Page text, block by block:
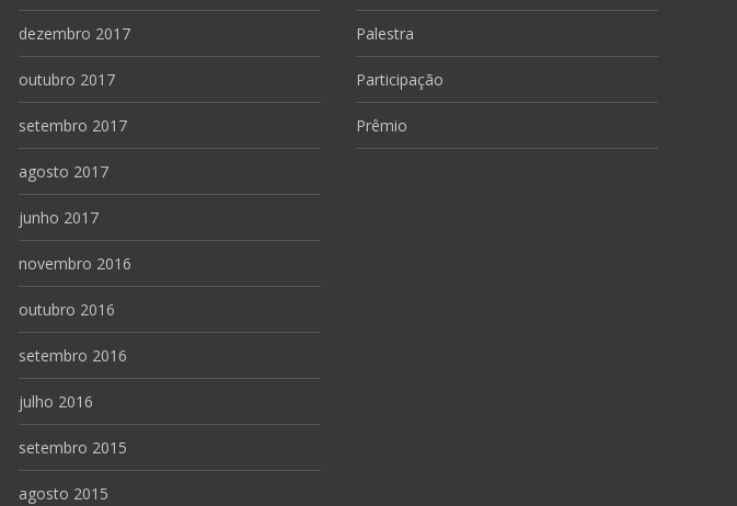
dezembro 2017
outubro 2017
setembro 2017
agosto 2017
junho 2017
novembro 2016
outubro 2016
setembro 2016
julho 2016
setembro 2015
agosto 2015
Palestra
Participação
Prêmio